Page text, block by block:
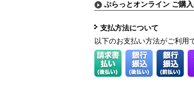
ぷらっとオンライン ご購
支払方法について
以下のお支払い方法がご利用